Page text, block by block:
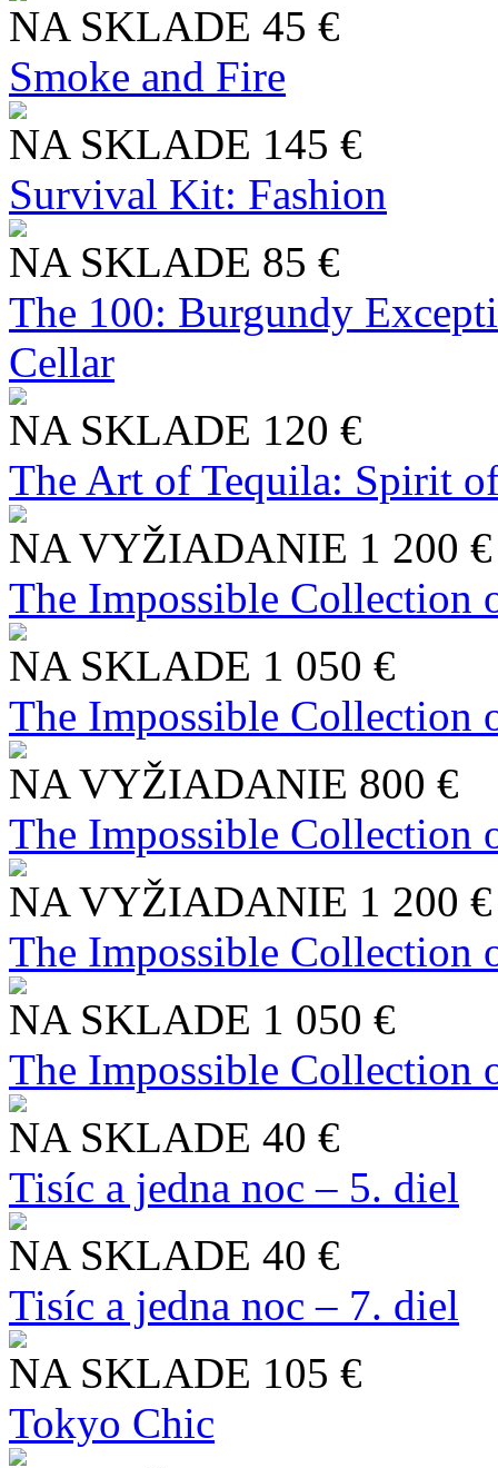
NA SKLADE 45 €
Smoke and Fire
NA SKLADE 145 €
Survival Kit: Fashion
NA SKLADE 85 €
The 100: Burgundy
Cellar
NA SKLADE 120 €
The Art of Tequila: Spirit
NA VYŽIADANIE 1 200 €
The Impossible Collection
NA SKLADE 1 050 €
The Impossible Collection
NA VYŽIADANIE 800 €
The Impossible Collection
NA VYŽIADANIE 1 200 €
The Impossible Collection
NA SKLADE 1 050 €
The Impossible Collection
NA SKLADE 40 €
Tisíc a jedna noc – 5. diel
NA SKLADE 40 €
Tisíc a jedna noc – 7. diel
NA SKLADE 105 €
Tokyo Chic